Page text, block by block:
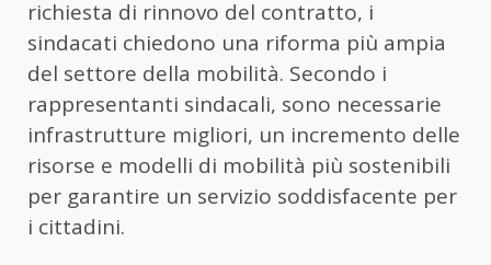
richiesta di rinnovo del contratto, i
sindacati chiedono una riforma più ampia
del settore della mobilità. Secondo i
rappresentanti sindacali, sono necessarie
infrastrutture migliori, un incremento delle
risorse e modelli di mobilità più sostenibili
per garantire un servizio soddisfacente per
i cittadini.